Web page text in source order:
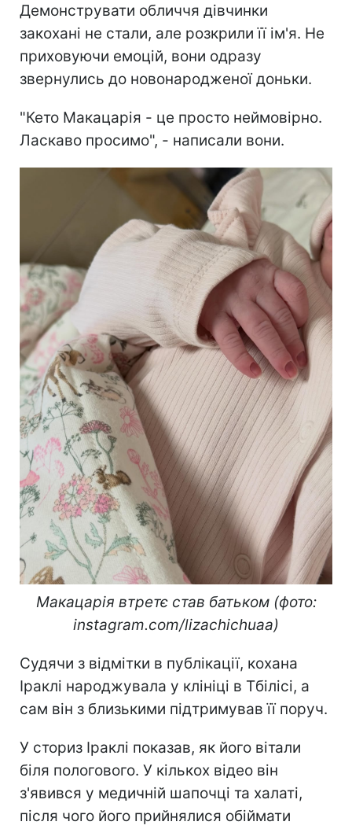
Демонструвати обличчя дівчинки
закохані не стали, але розкрили її ім'я. Не
приховуючи емоцій, вони одразу
звернулись до новонародженої доньки.
"Кето Макацарія - це просто неймовірно.
Ласкаво просимо", - написали вони.
Макацарія втретє став батьком (фото:
instagram.com/lizachichuaa)
Судячи з відмітки в публікації, кохана
Іраклі народжувала у клініці в Тбілісі, а
сам він з близькими підтримував її поруч.
У сториз Іраклі показав, як його вітали
біля пологового. У кількох відео він
з'явився у медичній шапочці та халаті,
після чого його прийнялися обіймати